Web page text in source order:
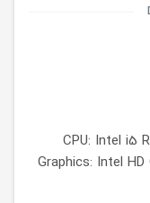
CPU: Intel i5
Graphics: Intel HD